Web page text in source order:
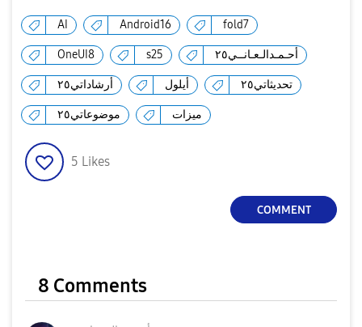
AI Android16 fold7
OneUI8 s25 أحـمـدالـعـانــي٢٥
أرشاداتي٢٥ أيلول تحديثاتي٢٥
موضوعاتي٢٥ ميزات
5 Likes
COMMENT
8 Comments